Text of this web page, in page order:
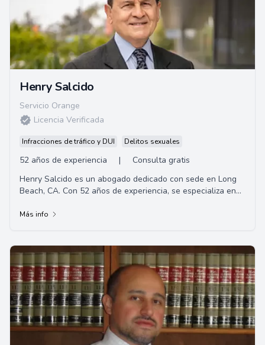
Henry Salcido
Servicio Orange
Licencia Verificada
Infracciones de tráfico y DUI Delitos sexuales
52 años de experiencia |
Consulta gratis
Henry Salcido es un abogado dedicado con sede en Long
Beach, CA. Con 52 años de experiencia, se especializa en
accidentes y otros.
Más info